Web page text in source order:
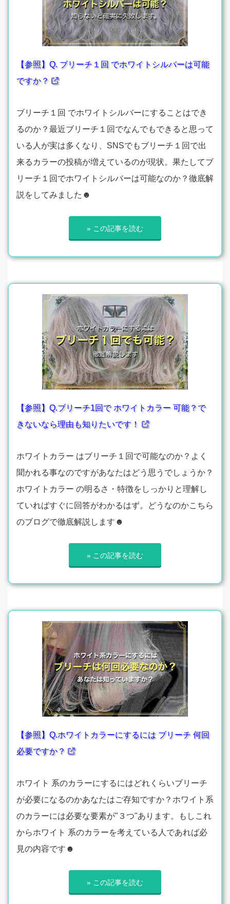
【参照】Q. ブリーチ１回 でホワイトシルバーは可能
ですか？
ブリーチ１回 でホワイトシルバーにすることはでき
るのか？最近ブリーチ１回でなんでもできると思って
いる人が実は多くなり、SNSでもブリーチ１回で出
来るカラーの投稿が増えているのが現状。果たしてブ
リーチ１回でホワイトシルバーは可能なのか？徹底解
説をしてみました☻
» この記事を読む
【参照】Q.ブリーチ1回で ホワイトカラー 可能？で
きないなら理由も知りたいです！
ホワイトカラー はブリーチ１回で可能なのか？よく
聞かれる事なのですがあなたはどう思うでしょうか？
ホワイトカラー の明るさ・特徴をしっかりと理解し
ていればすぐに回答がわかるはず。どうなのかこちら
のブログで徹底解説します☻
» この記事を読む
【参照】Q.ホワイトカラーにするには ブリーチ 何回
必要ですか？
ホワイト 系のカラーにするにはどれくらいブリーチ
が必要になるのかあなたはご存知ですか？ホワイト系
のカラーには必要な要素が"３つ"あります。もしこれ
からホワイト 系のカラーを考えている人であれば必
見の内容です☻
» この記事を読む